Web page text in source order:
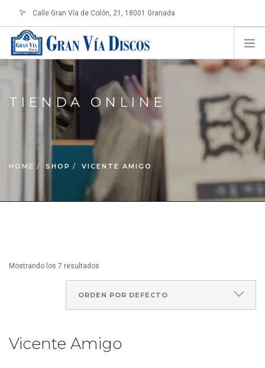
Calle Gran Vía de Colón, 21, 18001 Granada
info@granviadiscos.com
TIENDA ONLINE
SOBRE NOSOTROS
SHOPPING CART
TIENDA ONLINE
HOME SHOP VICENTE AMIGO
Mostrando los 7 resultados
Vicente Amigo